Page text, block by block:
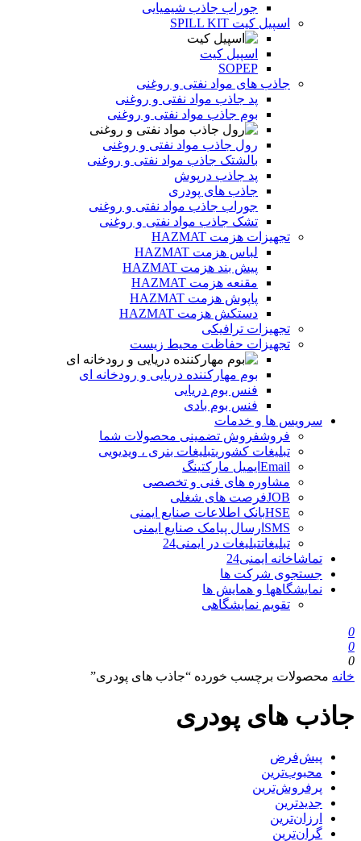
جوراب جاذب شیمیایی
اسپیل کیت SPILL KIT
اسپیل کیت
SOPEP
جاذب های مواد نفتی و روغنی
پد جاذب مواد نفتی و روغنی
بوم جاذب مواد نفتی و روغنی
رول جاذب مواد نفتی و روغنی
بالشتک جاذب مواد نفتی و روغنی
پد جاذب درپوش
جاذب های پودری
جوراب جاذب مواد نفتی و روغنی
تشک جاذب مواد نفتی و روغنی
تجهیزات هزمت HAZMAT
لباس هزمت HAZMAT
پیش بند هزمت HAZMAT
مقنعه هزمت HAZMAT
پاپوش هزمت HAZMAT
دستکش هزمت HAZMAT
تجهیزات ترافیکی
تجهیزات حفاظت محیط زیست
بوم مهارکننده دریایی و رودخانه ای
فنس بوم دریایی
فنس بوم بادی
سرویس ها و خدمات
فروشفروش تضمینی محصولات شما
تبلیغات کشوریتبلیغات بنری ، ویدیویی
Email ایمیل مارکتینگ
مشاوره های فنی و تخصصی
JOBفرصت های شغلی
HSEبانک اطلاعات صنایع ایمنی
SMS ارسال پیامک صنایع ایمنی
تبلیغاتتبلیغات در ایمنی24
تماشاخانه ایمنی24
جستجوی شرکت ها
نمایشگاهها و همایش ها
تقویم نمایشگاهی
0
0
0
خانه محصولات برچسب خورده “جاذب های پودری”
جاذب های پودری
پیش‌فرض
محبوب‌ترین
پرفروش‌ترین
جدیدترین
ارزان‌ترین
گران‌ترین